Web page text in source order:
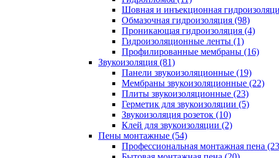
Шовная и инъекционная
Обмазочная гидроизоляция (98)
Проникающая гидроизоляция (4)
Гидроизоляционные ленты (1)
Профилированные мембраны (16)
Звукоизоляция (81)
Панели звукоизоляционные (19)
Мембраны звукоизоляционные (22)
Плиты звукоизоляционные (23)
Герметик для звукоизоляции (5)
Звукоизоляция розеток (10)
Клей для звукоизоляции (2)
Пены монтажные (54)
Профессиональная монтажная пена